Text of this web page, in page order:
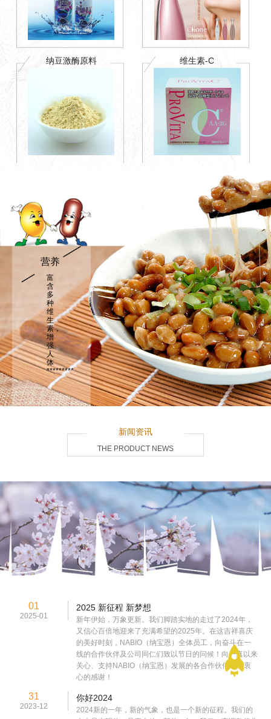
纳豆激酶原料 维生素-C
营养
富
含
多
种
维
生
素，
增
强
人
体
*********
THE PRODUCT NEWS
新闻资讯
01
2025-01
2025 新征程 新梦想
新年伊始，万象更新。我们脚踏实地的走过了2024年，
又信心百倍地迎来了充满希望的2025年。在这吉祥喜庆
的美好时刻，NABIO（纳宝恩）全体员工，向奋斗在一
线的合作伙伴及公司同仁们致以节日的问候！向一真以来
关心、支持NABIO（纳宝恩）发展的各合作伙伴表示衷
心的感谢！
31
2023-12
你好2024
2024新的一年，新的气象，也是一个新的征程。我们的